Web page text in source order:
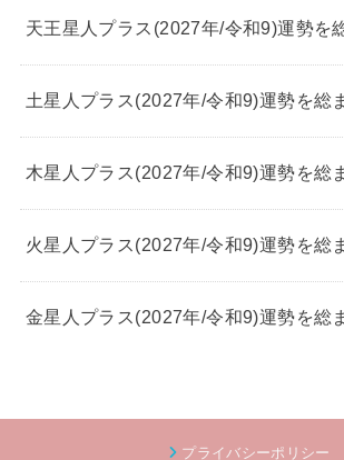
天王星人プラス(2027年/令和9)運勢を
土星人プラス(2027年/令和9)運勢を総
木星人プラス(2027年/令和9)運勢を総
火星人プラス(2027年/令和9)運勢を総
金星人プラス(2027年/令和9)運勢を総
プライバシーポリシー